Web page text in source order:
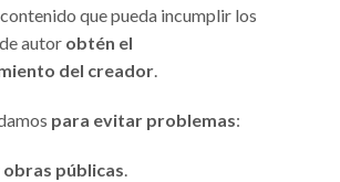
que pueda incumplir los
autor obtén el
del creador.
para evitar problemas:
obras públicas.